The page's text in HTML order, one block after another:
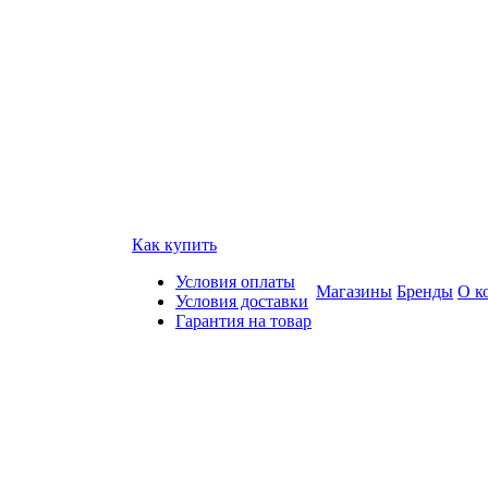
Как купить
Условия оплаты
Условия доставки
Гарантия на товар
Магазины Бренды О